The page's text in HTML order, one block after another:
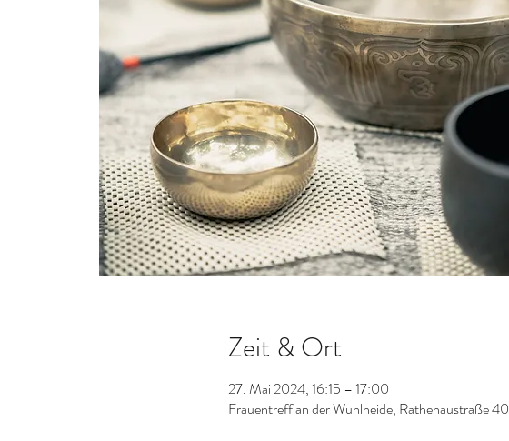
Zeit & Ort
27. Mai 2024, 16:15 – 17:00
Frauentreff an der Wuhlheide, Rathenaustraße